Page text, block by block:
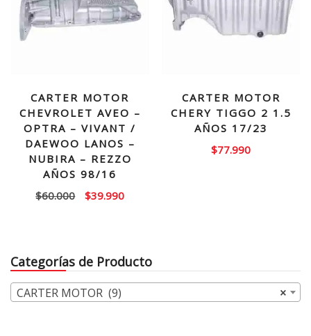
CARTER MOTOR
CHEVROLET AVEO –
OPTRA – VIVANT /
DAEWOO LANOS –
NUBIRA – REZZO
AÑOS 98/16
$60.000
El
$60.000.
$39.990El
$39.990.
CARTER MOTOR
CHERY TIGGO 2 1.5
AÑOS 17/23
$77.990
Categorías de Producto
×
CARTER MOTOR (9)